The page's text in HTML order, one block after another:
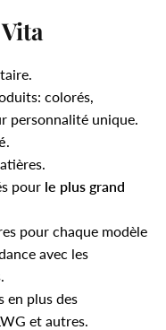
colorés,
personnalité unique.
.
pour le plus grand
pour chaque modèle
avec les
en plus des
et autres.